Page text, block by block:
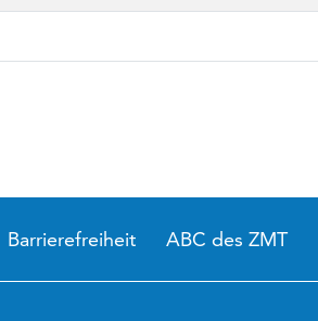
Barrierefreiheit ABC des ZMT